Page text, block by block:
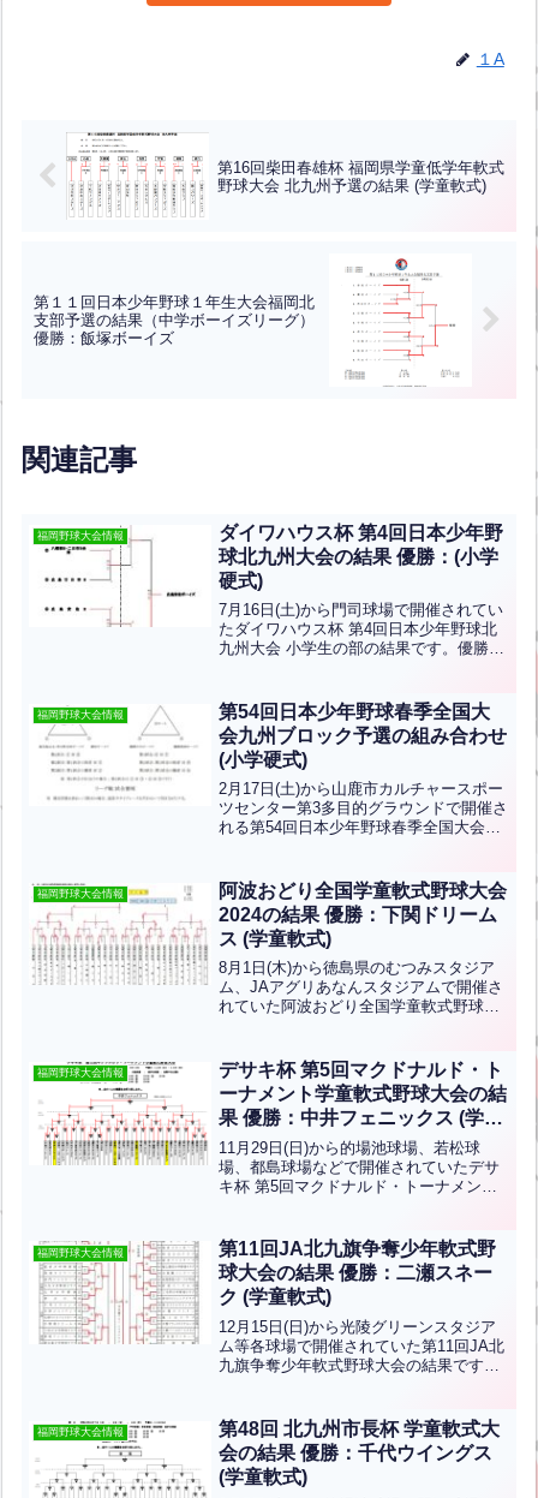
１A
第16回柴田春雄杯 福岡県学童低学年軟式
野球大会 北九州予選の結果 (学童軟式)
第１１回日本少年野球１年生大会福岡北
支部予選の結果（中学ボーイズリーグ）
優勝：飯塚ボーイズ
関連記事
福岡野球大会情報
ダイワハウス杯 第4回日本少年野
球北九州大会の結果 優勝：(小学
硬式)
7月16日(土)から門司球場で開催されてい
たダイワハウス杯 第4回日本少年野球北
九州大会 小学生の部の結果です。優勝は
福岡野球大会情報
第54回日本少年野球春季全国大
会九州ブロック予選の組み合わせ
(小学硬式)
2月17日(土)から山鹿市カルチャースポー
ツセンター第3多目的グラウンドで開催さ
れる第54回日本少年野球春季全国大会九
す！優勝目指して頑張ってください！
福岡野球大会情報
阿波おどり全国学童軟式野球大会
2024の結果 優勝：下関ドリーム
ス (学童軟式)
8月1日(木)から徳島県のむつみスタジア
ム、JAアグリあなんスタジアムで開催さ
れていた阿波おどり全国学童軟式野球大
おめでとうございます！！
福岡野球大会情報
デサキ杯 第5回マクドナルド・ト
ーナメント学童軟式野球大会の結
果 優勝：中井フェニックス (学童
軟式)
11月29日(日)から的場池球場、若松球
場、都島球場などで開催されていたデサ
キ杯 第5回マクドナルド・トーナメント
優勝は木屋瀬バンブーズですおめでとう
ございます！
福岡野球大会情報
第11回JA北九旗争奪少年軟式野
球大会の結果 優勝：二瀬スネー
ク (学童軟式)
12月15日(日)から光陵グリーンスタジア
ム等各球場で開催されていた第11回JA北
九旗争奪少年軟式野球大会の結果です。
ます！
福岡野球大会情報
第48回 北九州市長杯 学童軟式大
会の結果 優勝：千代ウイングス
(学童軟式)